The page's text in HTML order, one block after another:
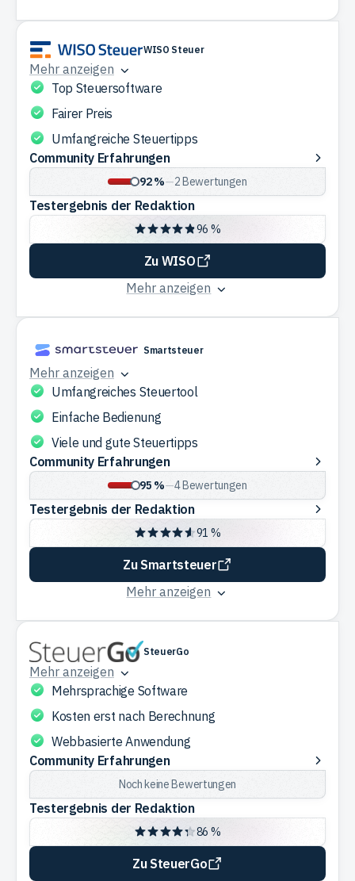
WISO Steuer
Mehr anzeigen
Top Steuersoftware
Fairer Preis
Umfangreiche Steuertipps
Community
Erfahrungen
Community Erfahrungen
92 %—2Bewertungen
Testergebnis der Redaktion
96 %
Zu WISO
Mehr anzeigen
Smartsteuer
Mehr anzeigen
Umfangreiches Steuertool
Einfache Bedienung
Viele und gute Steuertipps
Community
Erfahrungen
Community Erfahrungen
95 %—4Bewertungen
Testergebnis
der
Redaktion
Testergebnis der Redaktion
91 %
Zu Smartsteuer
Mehr anzeigen
SteuerGo
Mehr anzeigen
Mehrsprachige Software
Kosten erst nach Berechnung
Webbasierte Anwendung
Community
Erfahrungen
Community Erfahrungen
Noch keine Bewertungen
Testergebnis der Redaktion
86 %
Zu SteuerGo